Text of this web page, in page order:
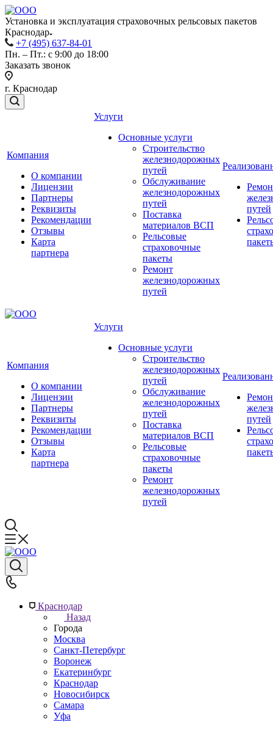
Установка и эксплуатация страховочных рельсовых пакетов
Краснодар
+7 (495) 637-84-01
Пн. – Пт.: с 9:00 до 18:00
Заказать звонок
г. Краснодар
Компания
О компании
Лицензии
Партнеры
Реквизиты
Рекомендации
Отзывы
Карта
партнера
Услуги
Основные услуги
Строительство
железнодорожных
путей
Обслуживание
железнодорожных
путей
Поставка
материалов ВСП
Рельсовые
страховочные
пакеты
Ремонт
железнодорожных
путей
путей
Компания
О компании
Лицензии
Партнеры
Реквизиты
Рекомендации
Отзывы
Карта
партнера
Услуги
Основные услуги
Строительство
железнодорожных
путей
Обслуживание
железнодорожных
путей
Поставка
материалов ВСП
Рельсовые
страховочные
пакеты
Ремонт
железнодорожных
путей
путей
Краснодар
Назад
Города
Москва
Санкт-Петербург
Воронеж
Екатеринбург
Краснодар
Новосибирск
Самара
Уфа